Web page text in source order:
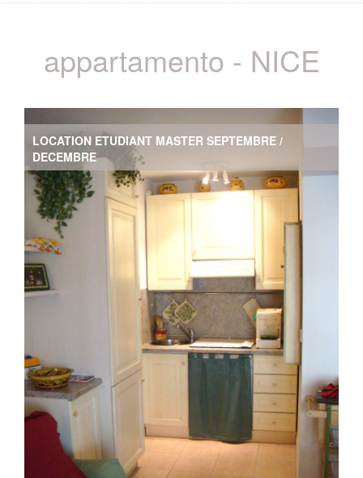
appartamento - NICE
LOCATION ETUDIANT MASTER SEPTEMBRE /
DECEMBRE